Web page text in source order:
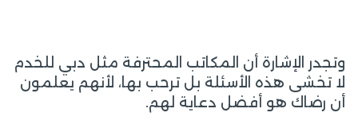
وتجدر الإشارة أن المكاتب المحترفة مثل دبي للخدم
لا تخشى هذه الأسئلة بل ترحب بها، لأنهم يعلمون
أن رضاك هو أفضل دعاية لهم.